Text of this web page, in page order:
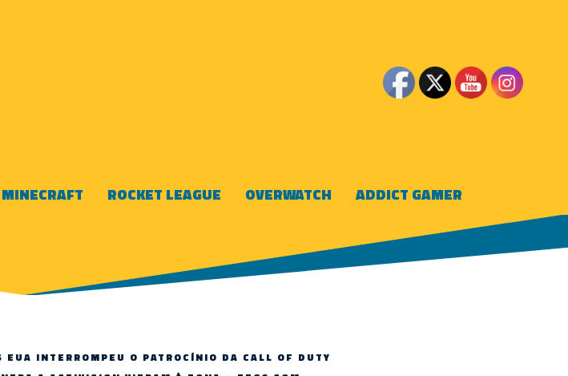
MINECRAFT ROCKET LEAGUE OVERWATCH ADDICT GAMER
EUA INTERROMPEU O PATROCÍNIO DA CALL OF DUTY